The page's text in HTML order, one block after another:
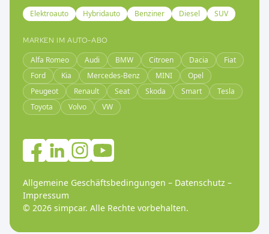
Elektroauto Hybridauto Benziner Diesel SUV
MARKEN IM AUTO-ABO
Alfa Romeo Audi BMW Citroen Dacia
Fiat
Ford
Kia Mercedes-Benz MINI
Opel
Peugeot
Renault Seat Skoda Smart
Tesla
Toyota
Volvo VW
Allgemeine Geschäftsbedingungen – Datenschutz –
Impressum
© 2026 simpcar. Alle Rechte vorbehalten.